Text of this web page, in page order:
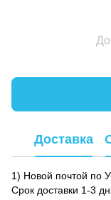
Доставка
1) Новой почтой по
Срок доставки 1-3